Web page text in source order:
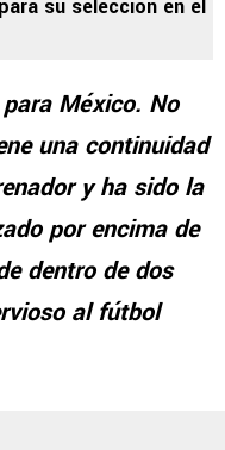
su selección en el
México. No
una continuidad
y ha sido la
por encima de
dentro de dos
al fútbol